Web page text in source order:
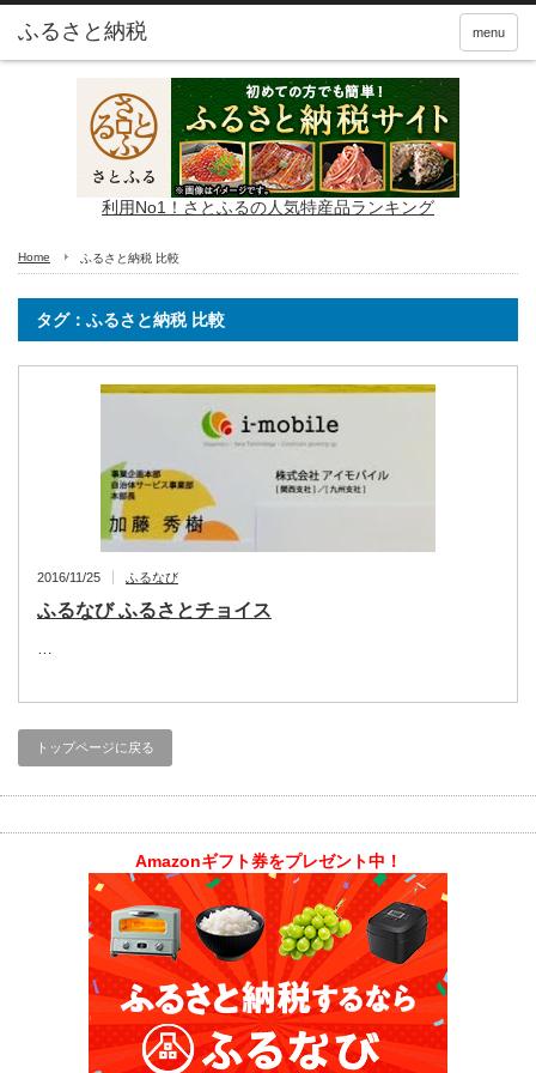
ふるさと納税 menu
利用No1！さとふるの人気特産品ランキング
Home ふるさと納税 比較
タグ：ふるさと納税 比較
2016/11/25 ふるなび
ふるなび ふるさとチョイス
…
トップページに戻る
Amazonギフト券をプレゼント中！